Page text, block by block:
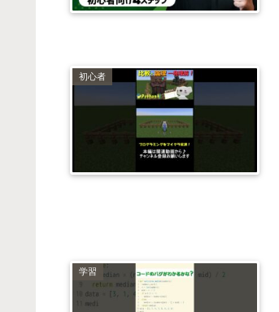
初心者
学習